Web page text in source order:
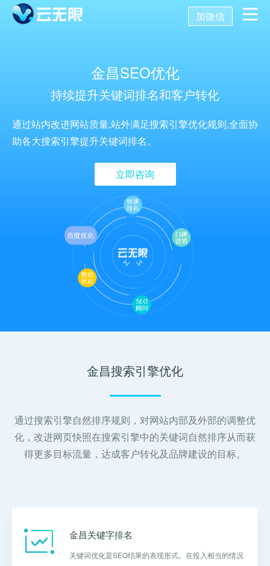
加微信
数字化营销
托管代运营
舆情监控
数字化建设
网站建设
小程序开发
APP开发
SEO优化
关键词SEO排名
网站优化方案
关键词优化
SEO服务报价
SEO优化公司
关于我们
管理团队
金昌SEO优化
持续提升关键词排名和客户转化
通过站内改进网站质量,站外满足搜索引擎优化规则,全面协
助各大搜索引擎提升关键词排名。
立即咨询
金昌搜索引擎优化
通过搜索引擎自然排序规则，对网站内部及外部的调整优
化，改进网页快照在搜索引擎中的关键词自然排序从而获
得更多目标流量，达成客户转化及品牌建设的目标。
金昌关键字排名
关键词优化是SEO结果的表现形式。在投入相当的情况